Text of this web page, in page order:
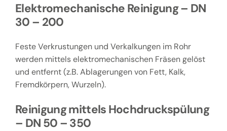
Elektromechanische Reinigung – DN
30 – 200
Feste Verkrustungen und Verkalkungen im Rohr
werden mittels elektromechanischen Fräsen gelöst
und entfernt (z.B. Ablagerungen von Fett, Kalk,
Fremdkörpern, Wurzeln).
Reinigung mittels Hochdruckspülung
– DN 50 – 350